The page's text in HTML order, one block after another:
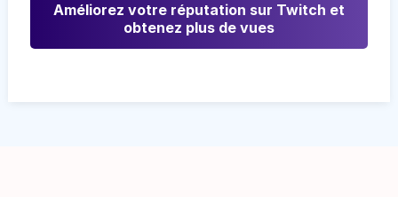
Améliorez votre réputation sur Twitch et
obtenez plus de vues